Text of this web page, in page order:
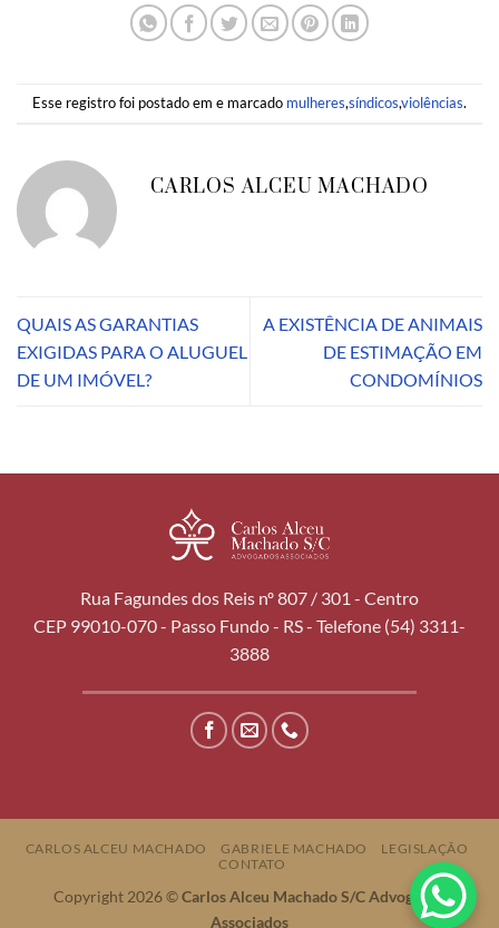
Esse registro foi postado em e marcado mulheres,síndicos,violências.
CARLOS ALCEU MACHADO
QUAIS AS GARANTIAS
EXIGIDAS PARA O ALUGUEL
DE UM IMÓVEL?
A EXISTÊNCIA DE ANIMAIS
DE ESTIMAÇÃO EM
CONDOMÍNIOS
Rua Fagundes dos Reis nº 807 / 301 - Centro
CEP 99010-070 - Passo Fundo - RS - Telefone (54) 3311-
3888
CARLOS ALCEU MACHADO GABRIELE MACHADO
LEGISLAÇÃO
CONTATO
Copyright 2026 ©Carlos Alceu Machado S/C Advogados
Associados